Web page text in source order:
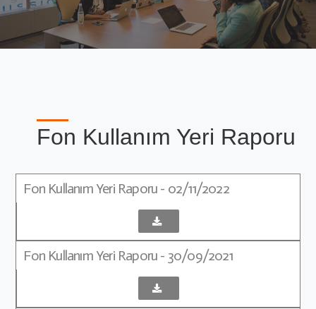
Fon Kullanım Yeri Raporu
Fon Kullanım Yeri Raporu - 02/11/2022
Fon Kullanım Yeri Raporu - 30/09/2021